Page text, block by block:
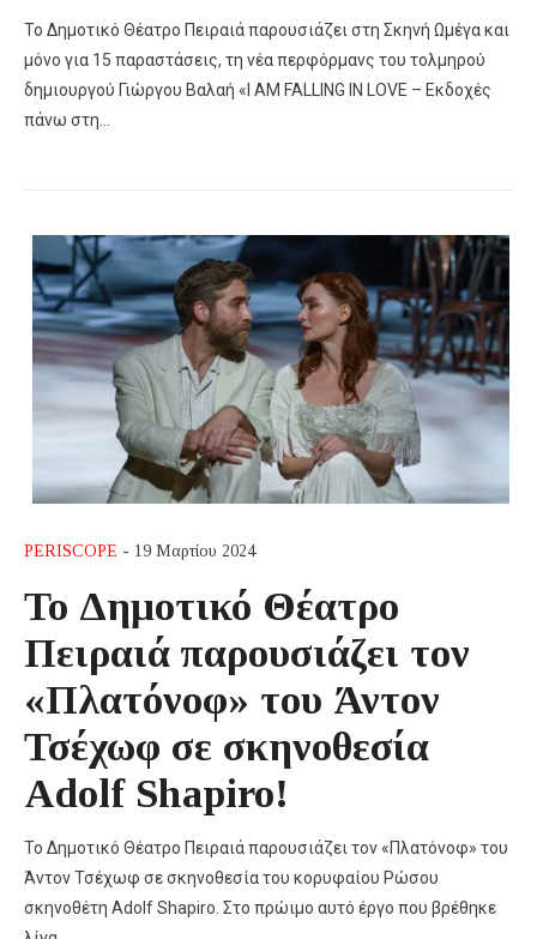
Το Δημοτικό Θέατρο Πειραιά παρουσιάζει στη Σκηνή Ωμέγα και
μόνο για 15 παραστάσεις, τη νέα περφόρμανς του τολμηρού
δημιουργού Γιώργου Βαλαή «I AM FALLING IN LOVE – Εκδοχές
πάνω στη…
PERISCOPE - 19 Μαρτίου 2024
Το Δημοτικό Θέατρο
Πειραιά παρουσιάζει τον
«Πλατόνοφ» του Άντον
Τσέχωφ σε σκηνοθεσία
Adolf Shapiro!
Το Δημοτικό Θέατρο Πειραιά παρουσιάζει τον «Πλατόνοφ» του
Άντον Τσέχωφ σε σκηνοθεσία του κορυφαίου Ρώσου
σκηνοθέτη Adolf Shapiro. Στο πρώιμο αυτό έργο που βρέθηκε